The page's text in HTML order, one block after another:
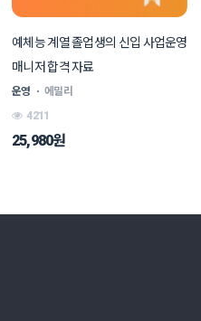
예체능 계열 졸업생의 신입 사업운영
매니저 합격 자료
운영 ㆍ 에밀리
4211
25,980원